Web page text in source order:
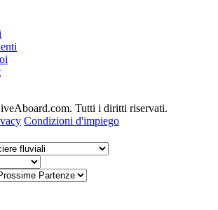
Tutti i diritti riservati.
Condizioni d'impiego